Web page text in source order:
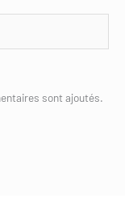
sont ajoutés.